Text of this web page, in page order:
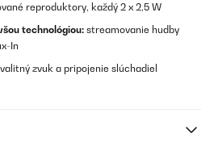
reproduktory, každý 2 x 2,5 W
technológiou: streamovanie hudby
In
zvuk a pripojenie slúchadiel